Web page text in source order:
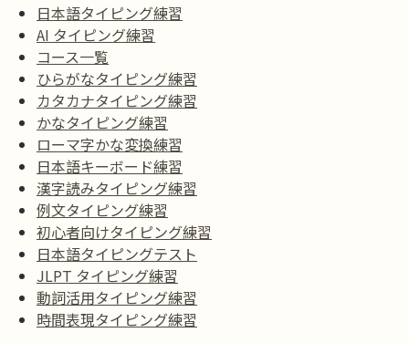
日本語タイピング練習
AI タイピング練習
コース一覧
ひらがなタイピング練習
カタカナタイピング練習
かなタイピング練習
ローマ字かな変換練習
日本語キーボード練習
漢字読みタイピング練習
例文タイピング練習
初心者向けタイピング練習
日本語タイピングテスト
JLPT タイピング練習
動詞活用タイピング練習
時間表現タイピング練習